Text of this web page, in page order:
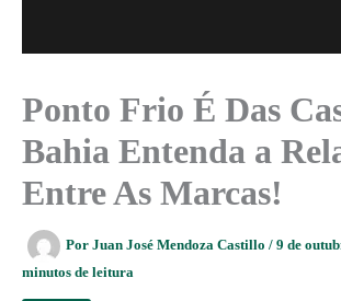
Ponto Frio É Das
Bahia Entenda a
Entre As Marcas!
Por Juan José Mendoza Castillo / 9 de
minutos de leitura